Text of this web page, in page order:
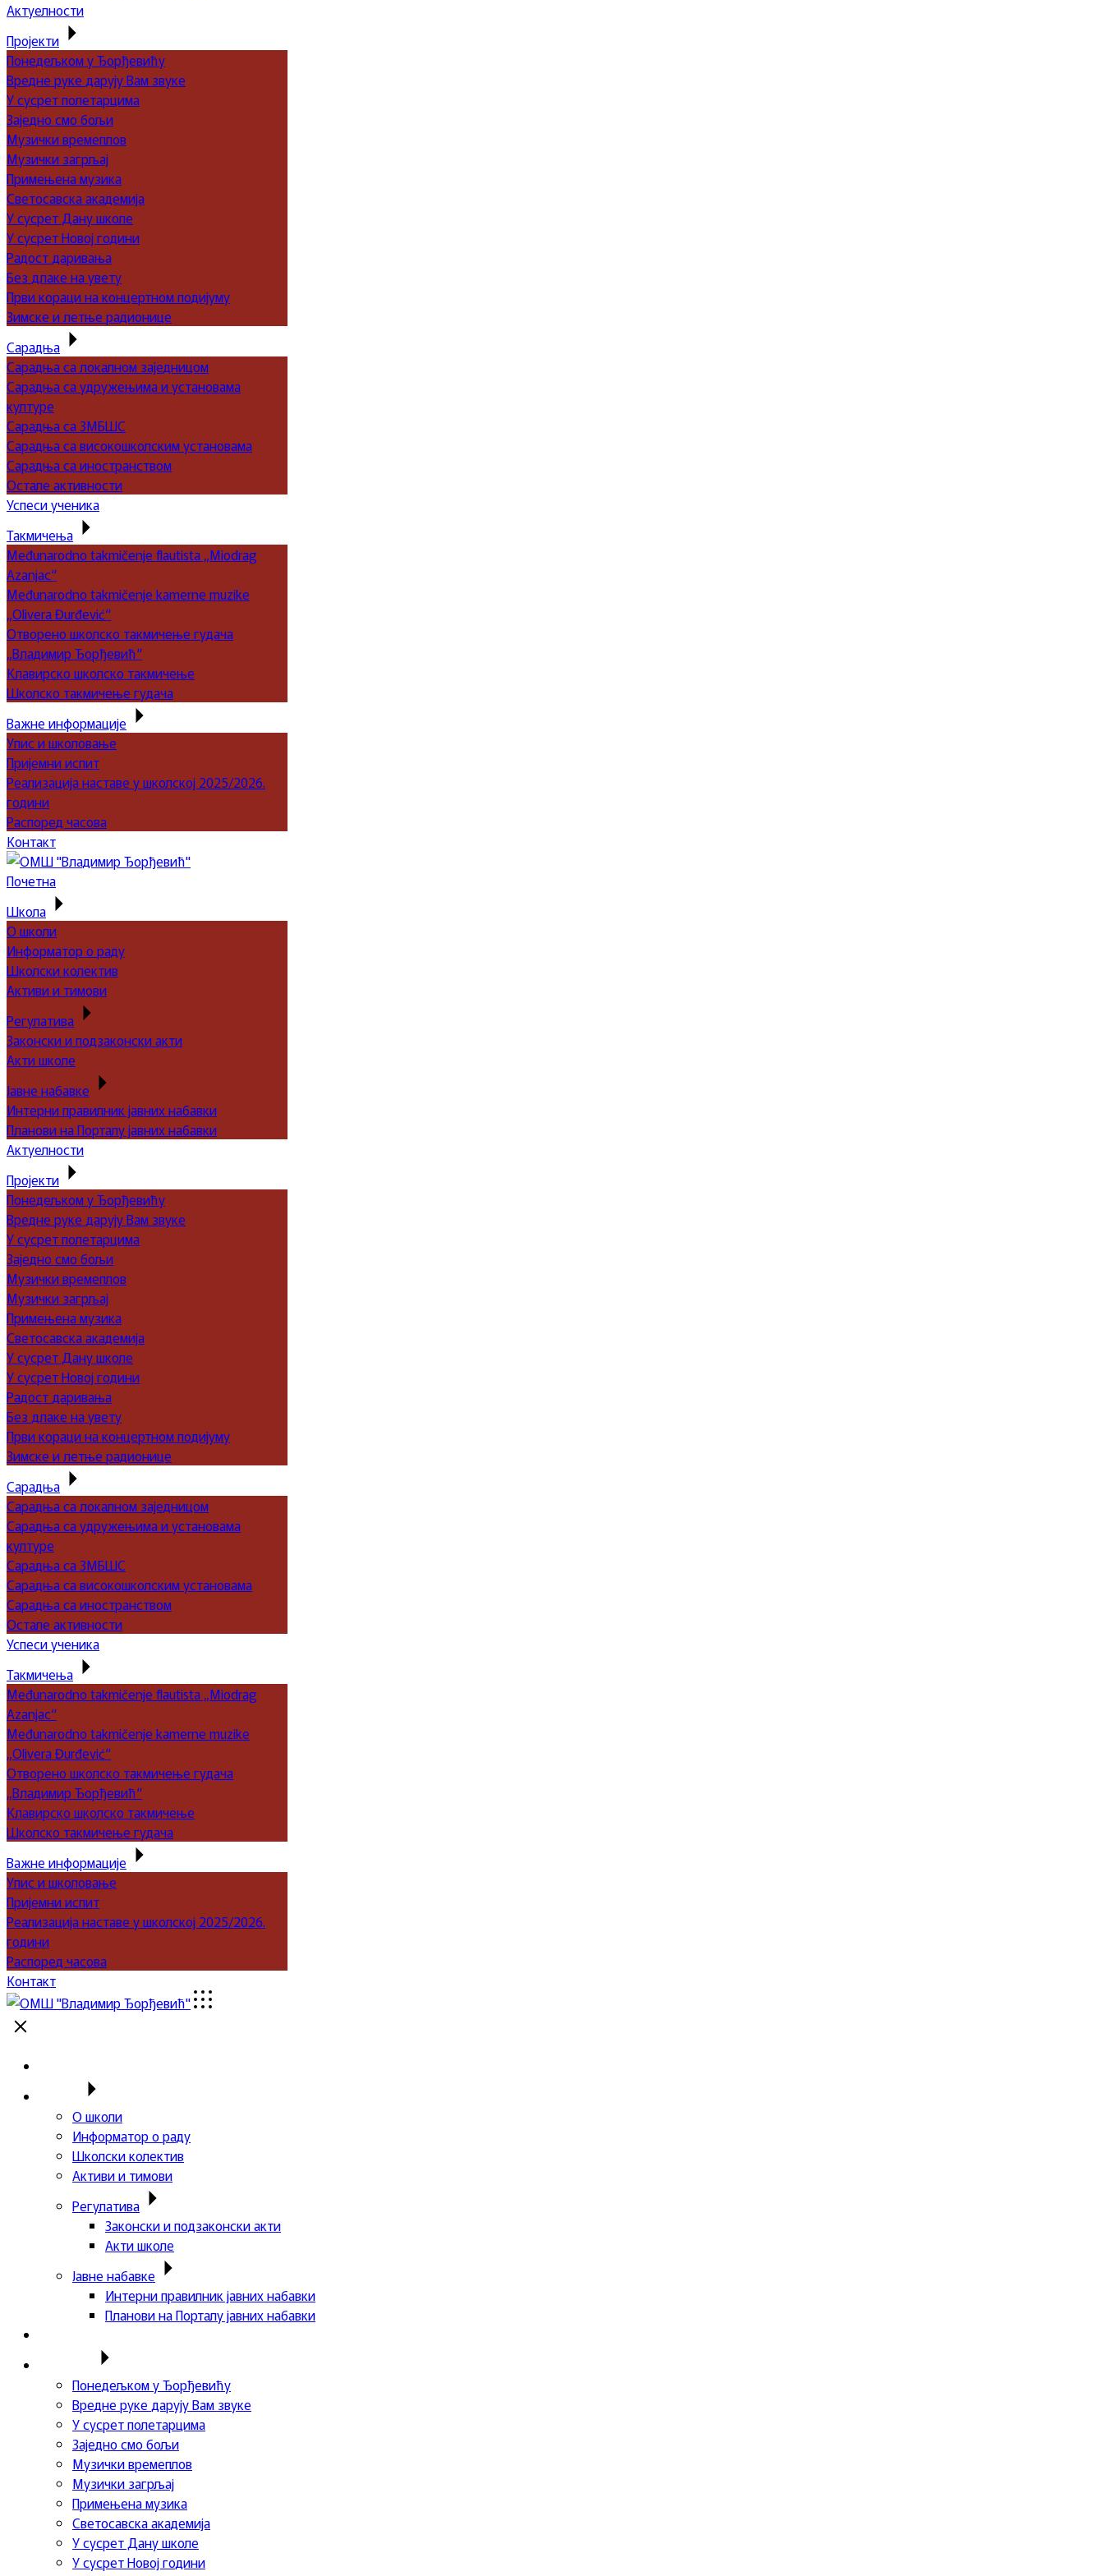
Актуелности
Пројекти
Понедељком у Ђорђевићу
Вредне руке дарују Вам звуке
У сусрет полетарцима
Заједно смо бољи
Музички времеплов
Музички загрљај
Примењена музика
Светосавска академија
У сусрет Дану школе
У сусрет Новој години
Радост даривања
Без длаке на увету
Први кораци на концертном подијуму
Зимске и летње радионице
Сарадња
Сарадња са локалном заједницом
Сарадња са удружењима и установама
културе
Сарадња са ЗМБШС
Сарадња са високошколским установама
Сарадња са иностранством
Остале активности
Успеси ученика
Такмичења
Međunarodno takmičenje flautista „Miodrag
Azanjac“
Međunarodno takmičenje kamerne muzike
„Olivera Đurđević“
Отворено школско такмичење гудача
„Владимир Ђорђевић“
Клавирско школско такмичење
Школско такмичење гудача
Важне информације
Упис и школовање
Пријемни испит
Реализација наставе у школској 2025/2026.
години
Распоред часова
Контакт
Почетна
Школа
О школи
Информатор о раду
Школски колектив
Активи и тимови
Регулатива
Законски и подзаконски акти
Акти школе
Јавне набавке
Интерни правилник јавних набавки
Планови на Порталу јавних набавки
Актуелности
Пројекти
Понедељком у Ђорђевићу
Вредне руке дарују Вам звуке
У сусрет полетарцима
Заједно смо бољи
Музички времеплов
Музички загрљај
Примењена музика
Светосавска академија
У сусрет Дану школе
У сусрет Новој години
Радост даривања
Без длаке на увету
Први кораци на концертном подијуму
Зимске и летње радионице
Сарадња
Сарадња са локалном заједницом
Сарадња са удружењима и установама
културе
Сарадња са ЗМБШС
Сарадња са високошколским установама
Сарадња са иностранством
Остале активности
Успеси ученика
Такмичења
Međunarodno takmičenje flautista „Miodrag
Azanjac“
Međunarodno takmičenje kamerne muzike
„Olivera Đurđević“
Отворено школско такмичење гудача
„Владимир Ђорђевић“
Клавирско школско такмичење
Школско такмичење гудача
Важне информације
Упис и школовање
Пријемни испит
Реализација наставе у школској 2025/2026.
години
Распоред часова
Контакт
О школи
Информатор о раду
Школски колектив
Активи и тимови
Регулатива
Законски и подзаконски акти
Акти школе
Јавне набавке
Интерни правилник јавних набавки
Планови на Порталу јавних набавки
Понедељком у Ђорђевићу
Вредне руке дарују Вам звуке
У сусрет полетарцима
Заједно смо бољи
Музички времеплов
Музички загрљај
Примењена музика
Светосавска академија
У сусрет Дану школе
У сусрет Новој години